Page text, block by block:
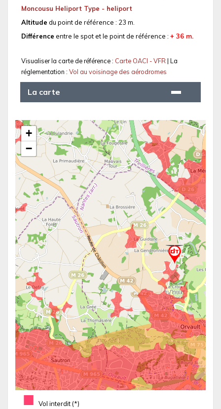
Moncousu Heliport Type - heliport
Altitude du point de référence : 23 m.
Différence entre le spot et le point de référence : + 36 m.
Visualiser la carte de référence : Carte OACI - VFR| La
réglementation : Vol au voisinage des aérodromes
La carte
■ Vol interdit (*)